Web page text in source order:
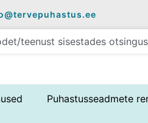
Puhastusseadmete